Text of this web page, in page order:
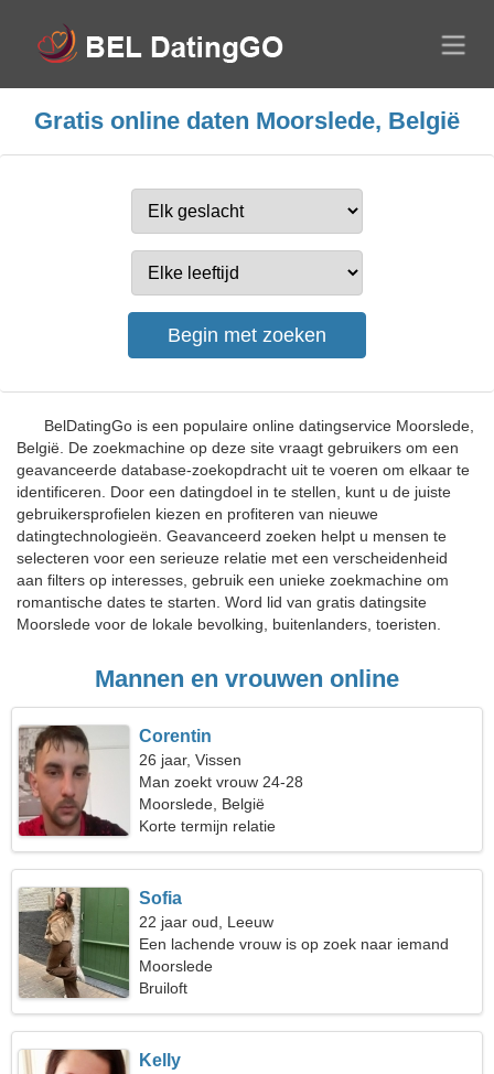
Gratis online daten Moorslede, België
BelDatingGo is een populaire online datingservice Moorslede,
België. De zoekmachine op deze site vraagt gebruikers om een
geavanceerde database-zoekopdracht uit te voeren om elkaar te
identificeren. Door een datingdoel in te stellen, kunt u de juiste
gebruikersprofielen kiezen en profiteren van nieuwe
datingtechnologieën. Geavanceerd zoeken helpt u mensen te
selecteren voor een serieuze relatie met een verscheidenheid
aan filters op interesses, gebruik een unieke zoekmachine om
romantische dates te starten. Word lid van gratis datingsite
Moorslede voor de lokale bevolking, buitenlanders, toeristen.
Mannen en vrouwen online
Corentin
26 jaar, Vissen
Man zoekt vrouw 24-28
Moorslede, België
Korte termijn relatie
Sofia
22 jaar oud, Leeuw
Een lachende vrouw is op zoek naar iemand
zoals jij
Moorslede
Bruiloft
Kelly